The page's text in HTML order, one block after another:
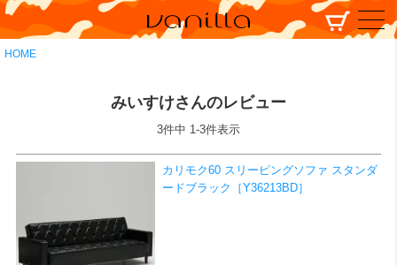
HOME
みいすけさんのレビュー
3件中 1-3件表示
カリモク60 スリーピングソファ スタンダ
ードブラック［Y36213BD］